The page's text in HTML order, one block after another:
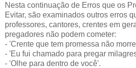
Nesta continuação de Erros que os
Evitar, são examinados outros erros
professores, cantores, crentes em
pregadores não podem cometer:
- 'Crente que tem promessa não
- 'Eu fui chamado para pregar
- 'Olhe para dentro de você'.